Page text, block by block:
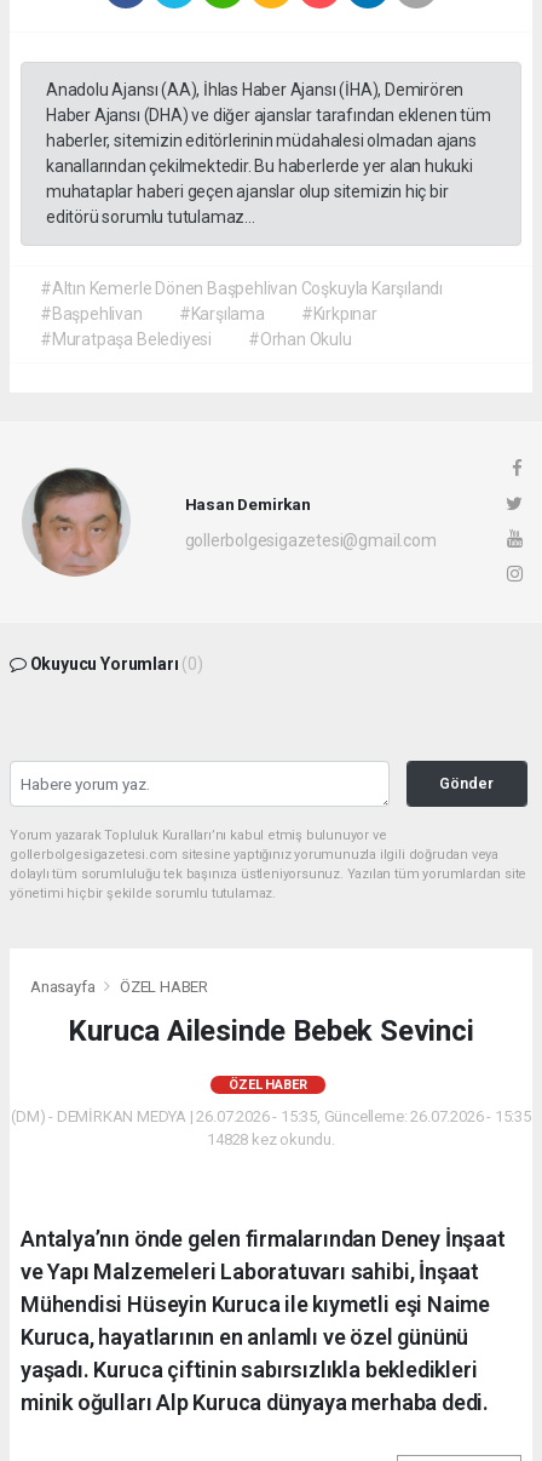
Anadolu Ajansı (AA), İhlas Haber Ajansı (İHA), Demirören
Haber Ajansı (DHA) ve diğer ajanslar tarafından eklenen tüm
haberler, sitemizin editörlerinin müdahalesi olmadan ajans
kanallarından çekilmektedir. Bu haberlerde yer alan hukuki
muhataplar haberi geçen ajanslar olup sitemizin hiç bir
editörü sorumlu tutulamaz...
#Altın Kemerle Dönen Başpehlivan Coşkuyla Karşılandı
#Başpehlivan
#Karşılama
#Kırkpınar
#Muratpaşa Belediyesi
#Orhan Okulu
Hasan Demirkan
gollerbolgesigazetesi@gmail.com
Okuyucu Yorumları (0)
Gönder
Yorum yazarak Topluluk Kuralları’nı kabul etmiş bulunuyor ve
gollerbolgesigazetesi.com sitesine yaptığınız yorumunuzla ilgili doğrudan veya
dolaylı tüm sorumluluğu tek başınıza üstleniyorsunuz. Yazılan tüm yorumlardan site
yönetimi hiçbir şekilde sorumlu tutulamaz.
Anasayfa ÖZEL HABER
Kuruca Ailesinde Bebek Sevinci
ÖZEL HABER
(DM) - DEMİRKAN MEDYA | 26.07.2026 - 15:35, Güncelleme: 26.07.2026 - 15:35
14828 kez okundu.
Antalya’nın önde gelen firmalarından Deney İnşaat
ve Yapı Malzemeleri Laboratuvarı sahibi, İnşaat
Mühendisi Hüseyin Kuruca ile kıymetli eşi Naime
Kuruca, hayatlarının en anlamlı ve özel gününü
yaşadı. Kuruca çiftinin sabırsızlıkla bekledikleri
minik oğulları Alp Kuruca dünyaya merhaba dedi.